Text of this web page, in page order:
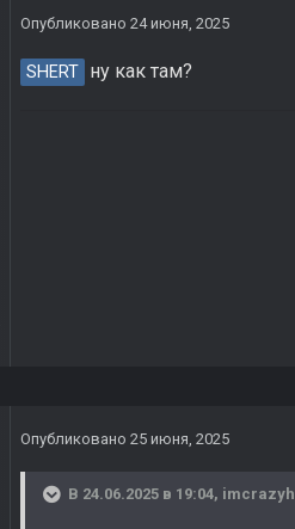
Опубликовано 24 июня, 2025
SHERT ну как там?
Опубликовано 25 июня, 2025
В 24.06.2025 в 19:04,